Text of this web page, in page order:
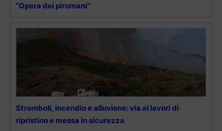
“Opera dei piromani”
Stromboli, incendio e alluvione: via ai lavori di
ripristino e messa in sicurezza